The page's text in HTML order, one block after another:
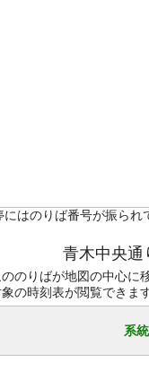
はのりば番号が振られ
青木中央通
のりばが地図の中心に
の時刻表が閲覧できます
系